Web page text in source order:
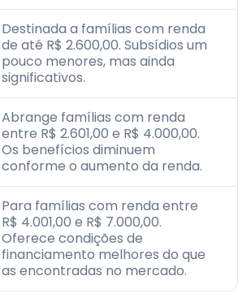
Destinada a famílias com renda
de até R$ 2.600,00. Subsídios um
pouco menores, mas ainda
significativos.
Abrange famílias com renda
entre R$ 2.601,00 e R$ 4.000,00.
Os benefícios diminuem
conforme o aumento da renda.
Para famílias com renda entre
R$ 4.001,00 e R$ 7.000,00.
Oferece condições de
financiamento melhores do que
as encontradas no mercado.